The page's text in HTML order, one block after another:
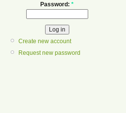
Password: *
Create new account
Request new password